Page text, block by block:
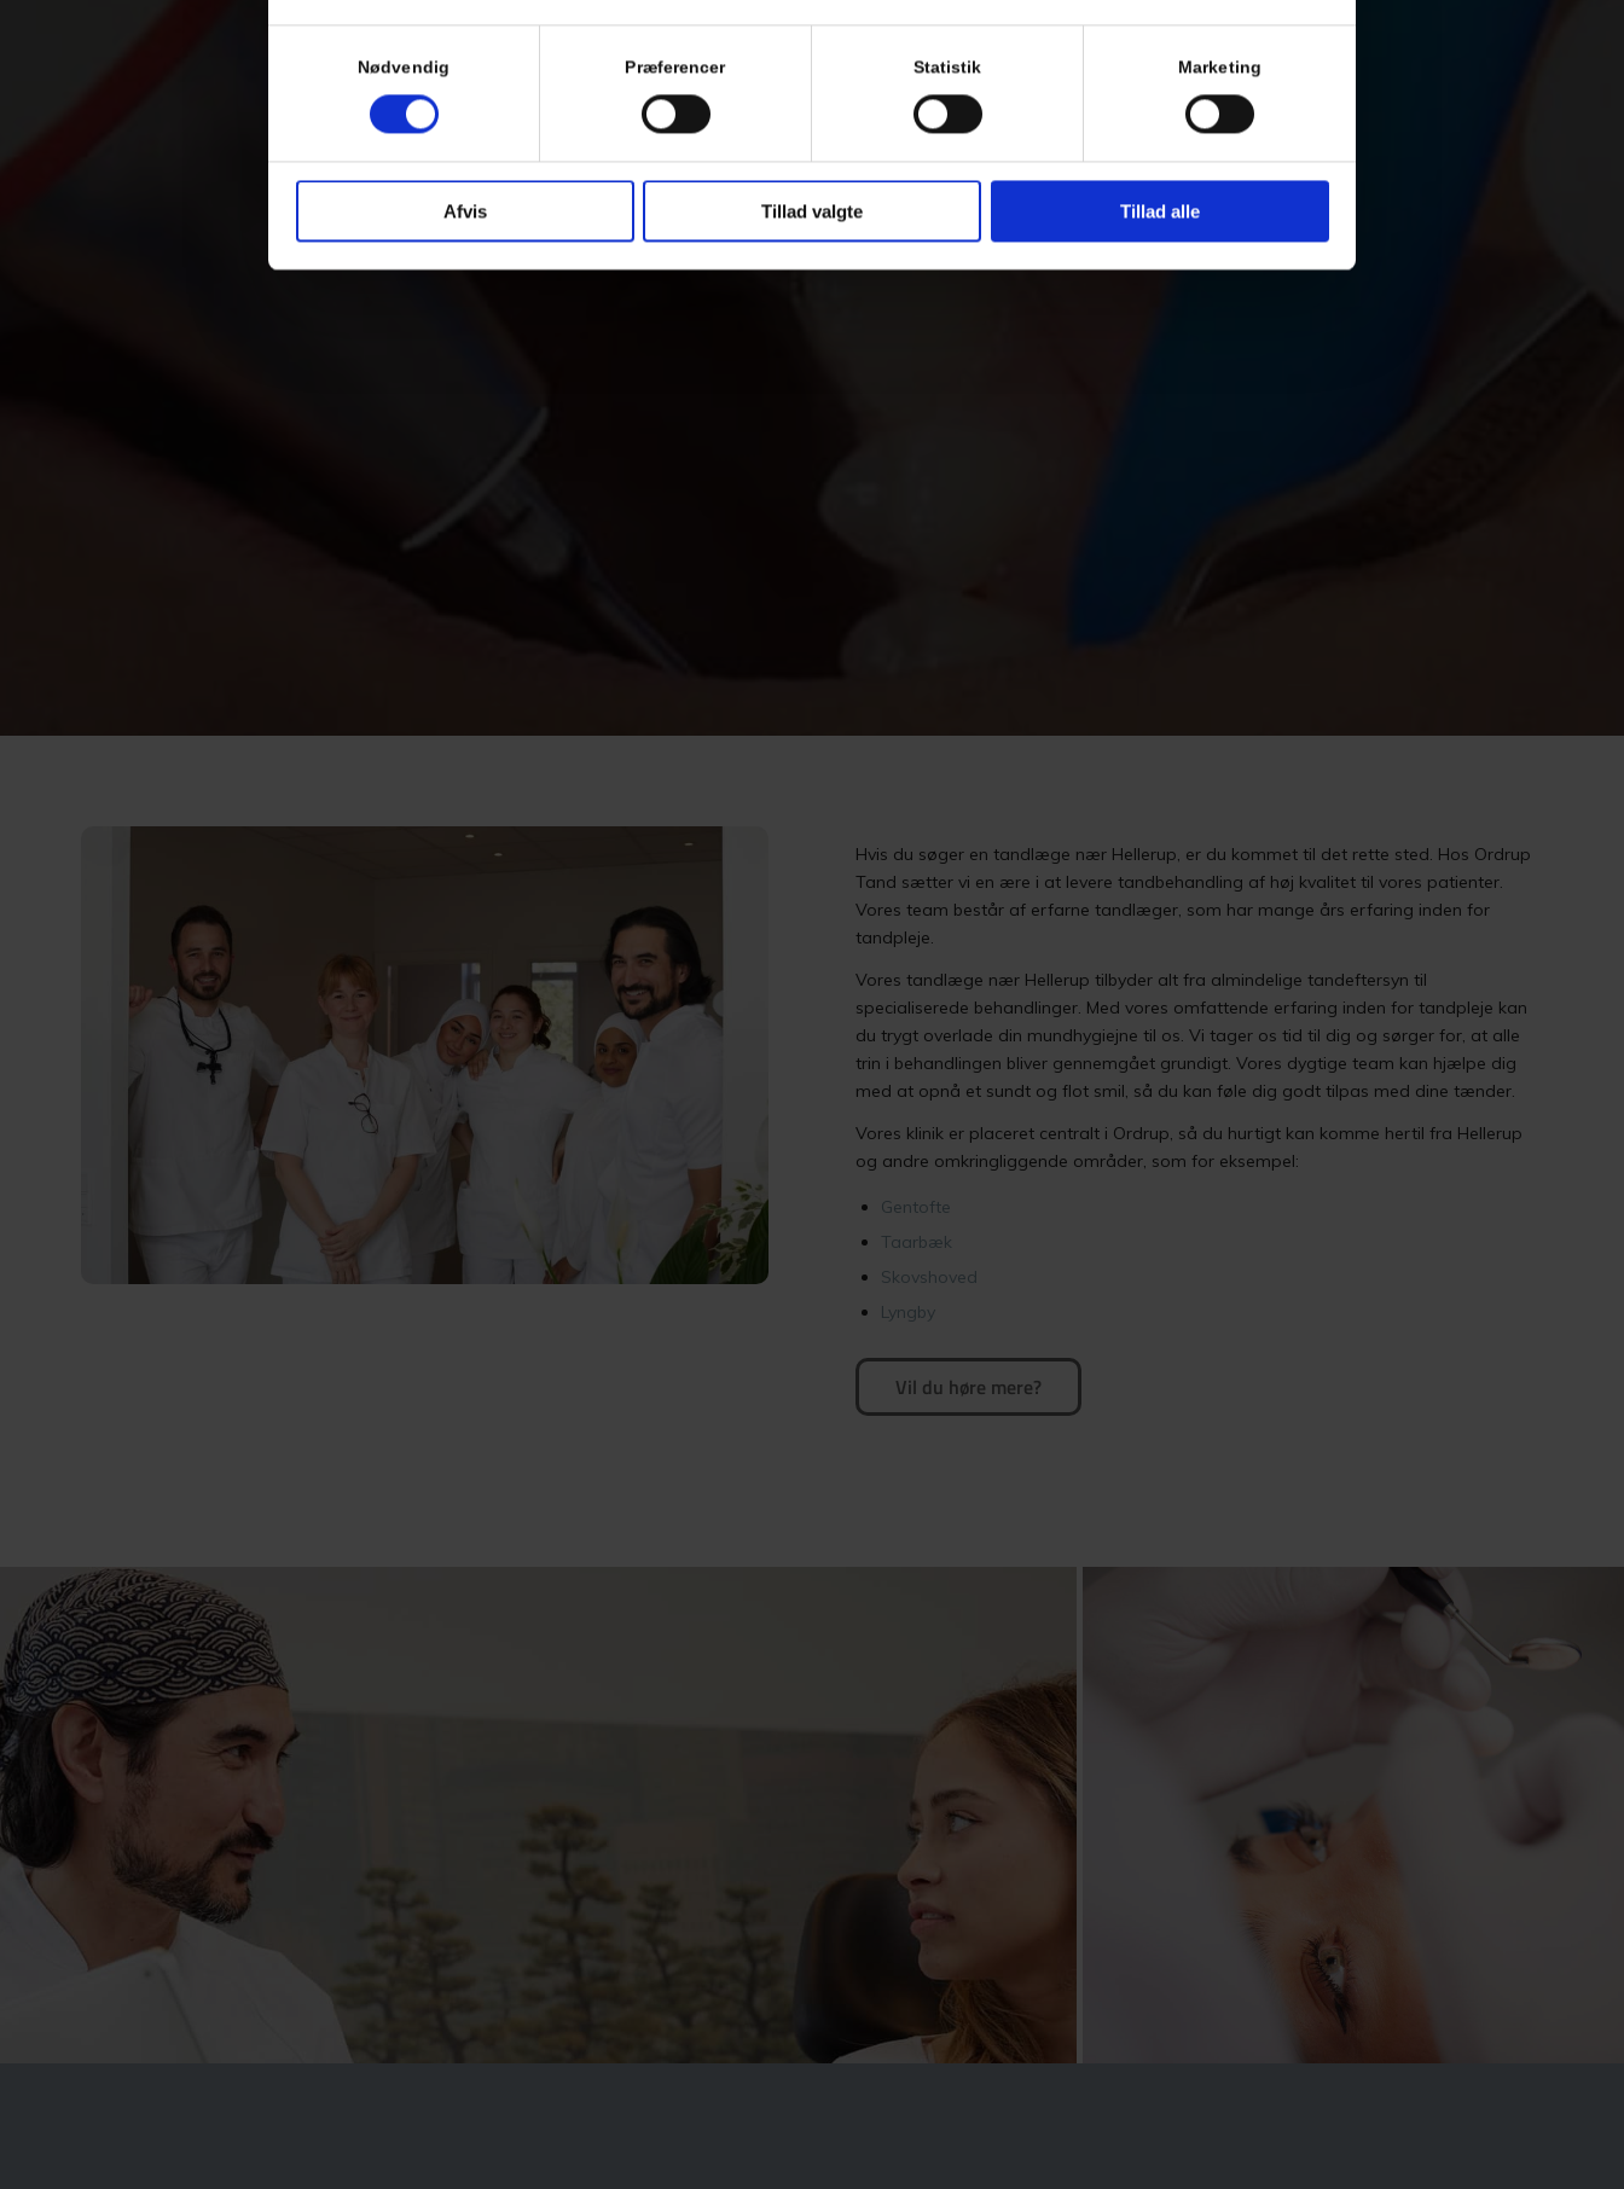
Nødvendig Præferencer Statistik Marketing
Afvis Tillad valgte Tillad alle
Hvis du søger en tandlæge nær Hellerup, er du kommet til det rette sted. Hos Ordrup
Tand sætter vi en ære i at levere tandbehandling af høj kvalitet til vores patienter.
Vores team består af erfarne tandlæger, som har mange års erfaring inden for
tandpleje.
Vores tandlæge nær Hellerup tilbyder alt fra almindelige tandeftersyn til
specialiserede behandlinger. Med vores omfattende erfaring inden for tandpleje kan
du trygt overlade din mundhygiejne til os. Vi tager os tid til dig og sørger for, at alle
trin i behandlingen bliver gennemgået grundigt. Vores dygtige team kan hjælpe dig
med at opnå et sundt og flot smil, så du kan føle dig godt tilpas med dine tænder.
Vores klinik er placeret centralt i Ordrup, så du hurtigt kan komme hertil fra Hellerup
og andre omkringliggende områder, som for eksempel:
Gentofte
Taarbæk
Skovshoved
Lyngby
Vil du høre mere?